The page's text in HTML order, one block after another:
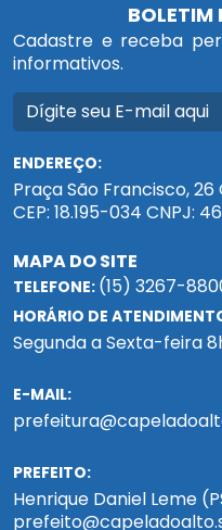
BOLETIM
Cadastre e receba
informativos.
ENDEREÇO:
Praça São Francisco,
CEP: 18.195-034 CNPJ:
MAPA DO SITE
TELEFONE: (15) 3267-
HORÁRIO DE
Segunda a Sexta-feira
E-MAIL:
PREFEITO:
Henrique Daniel Leme